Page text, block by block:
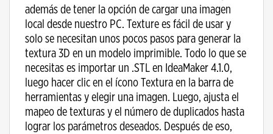
además de tener la opción de cargar una imagen
local desde nuestro PC. Texture es fácil de usar y
solo se necesitan unos pocos pasos para generar la
textura 3D en un modelo imprimible. Todo lo que se
necesitas es importar un .STL en IdeaMaker 4.1.0,
luego hacer clic en el ícono Textura en la barra de
herramientas y elegir una imagen. Luego, ajusta el
mapeo de texturas y el número de duplicados hasta
lograr los parámetros deseados. Después de eso,